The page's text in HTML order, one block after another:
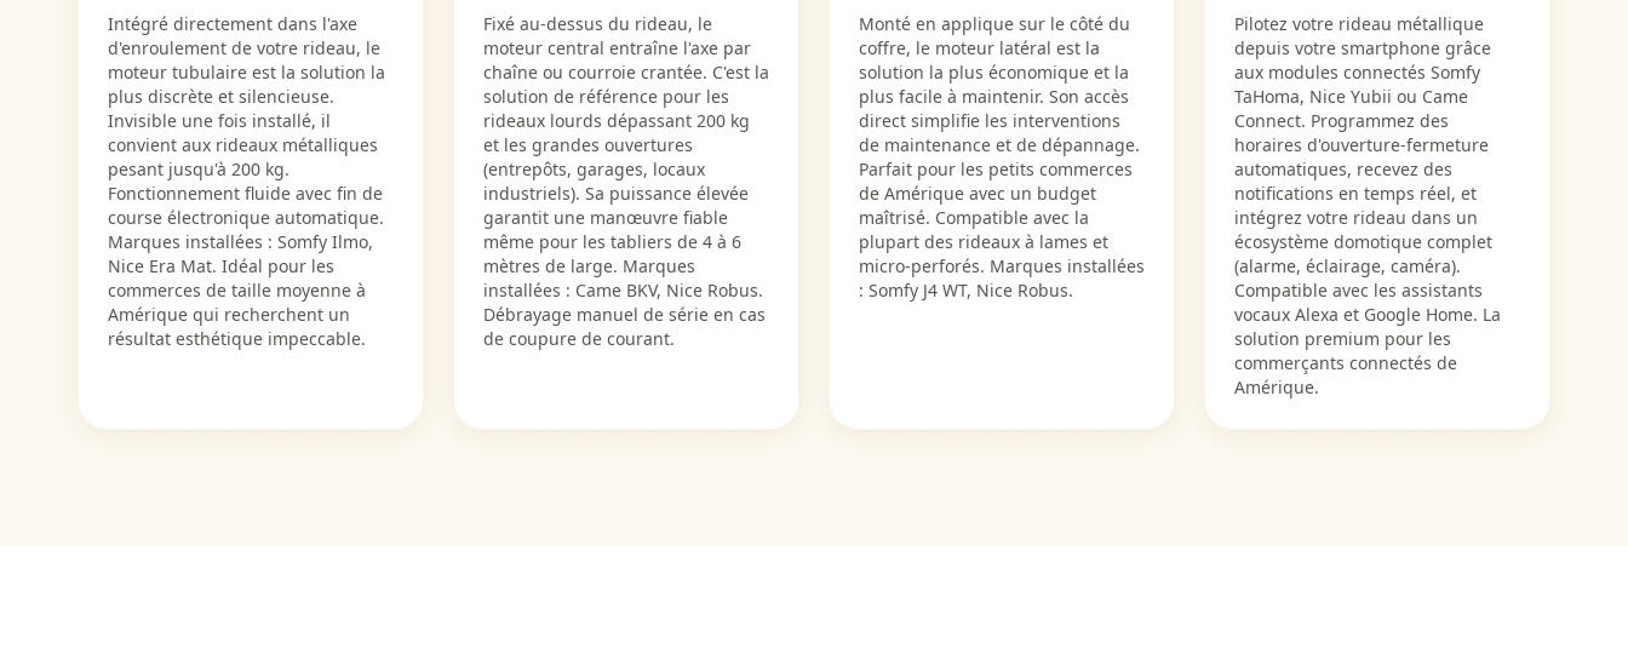
Intégré directement dans l'axe
d'enroulement de votre rideau, le
moteur tubulaire est la solution la
plus discrète et silencieuse.
Invisible une fois installé, il
convient aux rideaux métalliques
pesant jusqu'à 200 kg.
Fonctionnement fluide avec fin de
course électronique automatique.
Marques installées : Somfy Ilmo,
Nice Era Mat. Idéal pour les
commerces de taille moyenne à
Amérique qui recherchent un
résultat esthétique impeccable.
Fixé au-dessus du rideau, le
moteur central entraîne l'axe par
chaîne ou courroie crantée. C'est la
solution de référence pour les
rideaux lourds dépassant 200 kg
et les grandes ouvertures
(entrepôts, garages, locaux
industriels). Sa puissance élevée
garantit une manœuvre fiable
même pour les tabliers de 4 à 6
mètres de large. Marques
installées : Came BKV, Nice Robus.
Débrayage manuel de série en cas
de coupure de courant.
Monté en applique sur le côté du
coffre, le moteur latéral est la
solution la plus économique et la
plus facile à maintenir. Son accès
direct simplifie les interventions
de maintenance et de dépannage.
Parfait pour les petits commerces
de Amérique avec un budget
maîtrisé. Compatible avec la
plupart des rideaux à lames et
micro-perforés. Marques installées
: Somfy J4 WT, Nice Robus.
Pilotez votre rideau métallique
depuis votre smartphone grâce
aux modules connectés Somfy
TaHoma, Nice Yubii ou Came
Connect. Programmez des
horaires d'ouverture-fermeture
automatiques, recevez des
notifications en temps réel, et
intégrez votre rideau dans un
écosystème domotique complet
(alarme, éclairage, caméra).
Compatible avec les assistants
vocaux Alexa et Google Home. La
solution premium pour les
commerçants connectés de
Amérique.